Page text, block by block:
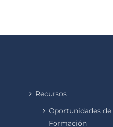
Recursos
Oportunidades de
Formación